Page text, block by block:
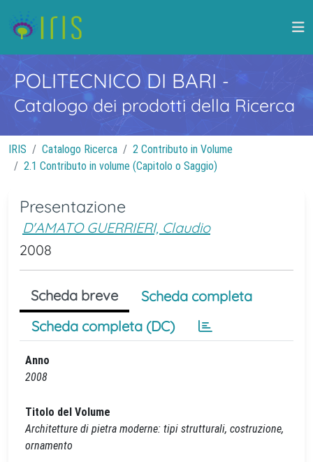
POLITECNICO DI BARI -
Catalogo dei prodotti della Ricerca
IRIS Catalogo Ricerca
2 Contributo in Volume
2.1 Contributo in volume (Capitolo o Saggio)
Presentazione
D'AMATO GUERRIERI, Claudio
2008
Scheda breve
Scheda completa
Scheda completa (DC)
Anno
2008
Titolo del Volume
Architetture di pietra moderne: tipi strutturali, costruzione,
ornamento